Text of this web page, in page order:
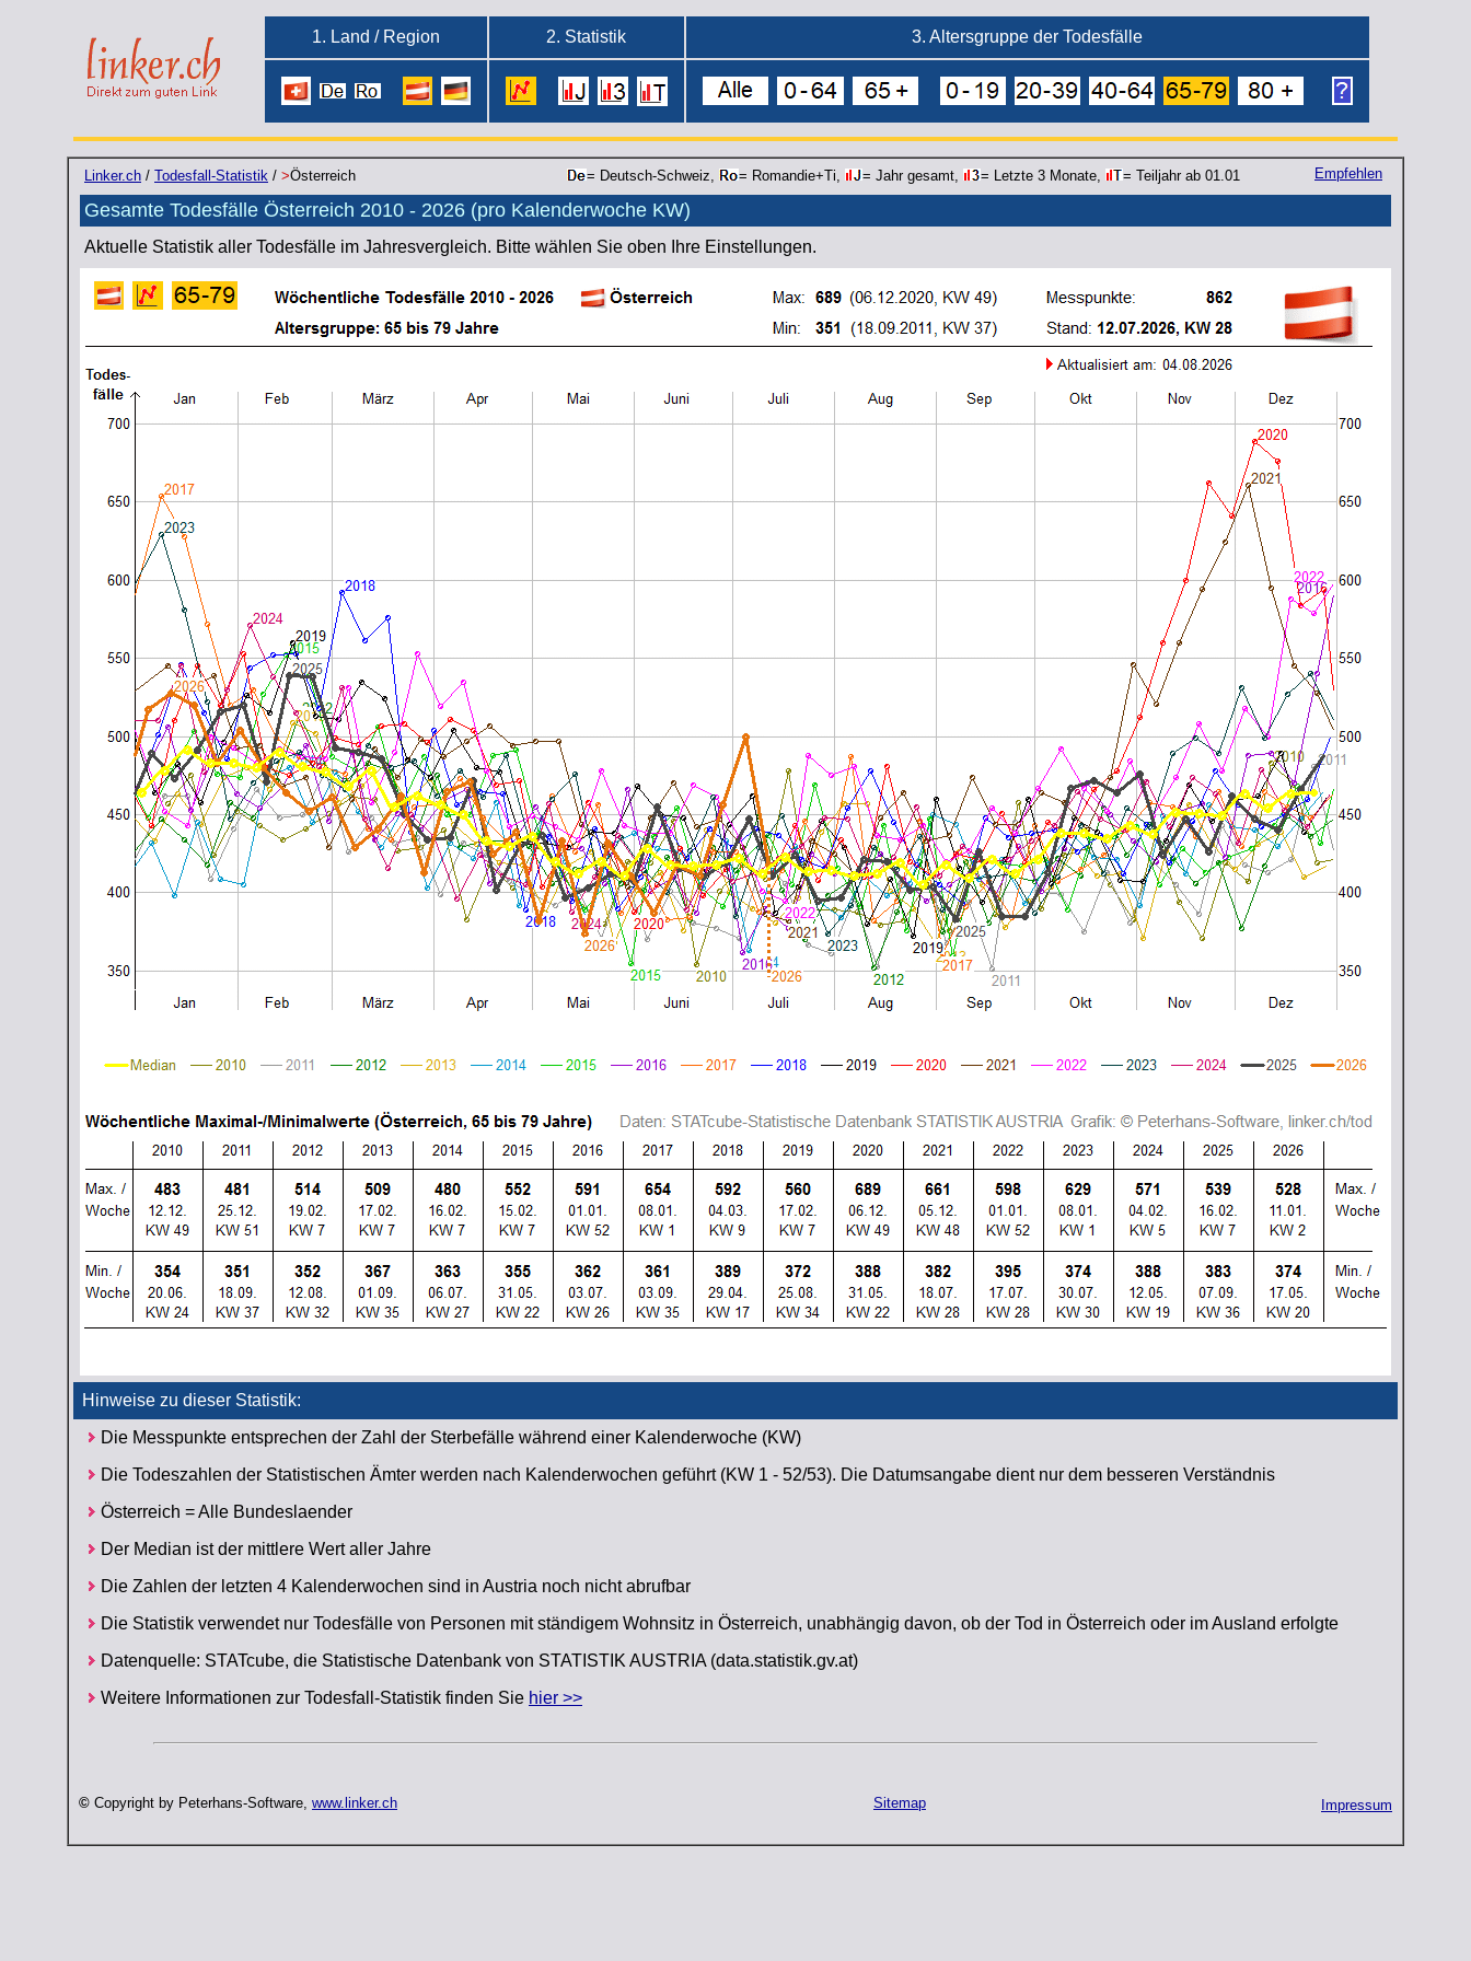
1. Land / Region 2. Statistik 3. Altersgruppe der Todesfälle
Linker.ch / Todesfall-Statistik / >Österreich = Deutsch-Schweiz, = Romandie+Ti, = Jahr gesamt, = Letzte 3 Monate, = Teiljahr ab 01.01 Empfehlen
Gesamte Todesfälle Österreich 2010 - 2026 (pro Kalenderwoche KW)
Aktuelle Statistik aller Todesfälle im Jahresvergleich. Bitte wählen Sie oben Ihre Einstellungen.
Hinweise zu dieser Statistik:
Die Messpunkte entsprechen der Zahl der Sterbefälle während einer Kalenderwoche (KW)
Die Todeszahlen der Statistischen Ämter werden nach Kalenderwochen geführt (KW 1 - 52/53). Die Datumsangabe dient nur dem besseren Verständnis
Österreich = Alle Bundeslaender
Der Median ist der mittlere Wert aller Jahre
Die Zahlen der letzten 4 Kalenderwochen sind in Austria noch nicht abrufbar
Die Statistik verwendet nur Todesfälle von Personen mit ständigem Wohnsitz in Österreich, unabhängig davon, ob der Tod in Österreich oder im Ausland erfolgte
Datenquelle: STATcube, die Statistische Datenbank von STATISTIK AUSTRIA (data.statistik.gv.at)
Weitere Informationen zur Todesfall-Statistik finden Sie hier >>
© Copyright by Peterhans-Software, www.linker.ch Sitemap Impressum